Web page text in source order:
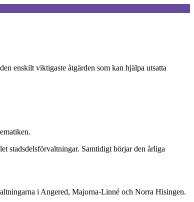
enskilt viktigaste åtgärden som kan hjälpa utsatta
stadsdelsförvaltningar. Samtidigt börjar den årliga
i Angered, Majorna-Linné och Norra Hisingen.